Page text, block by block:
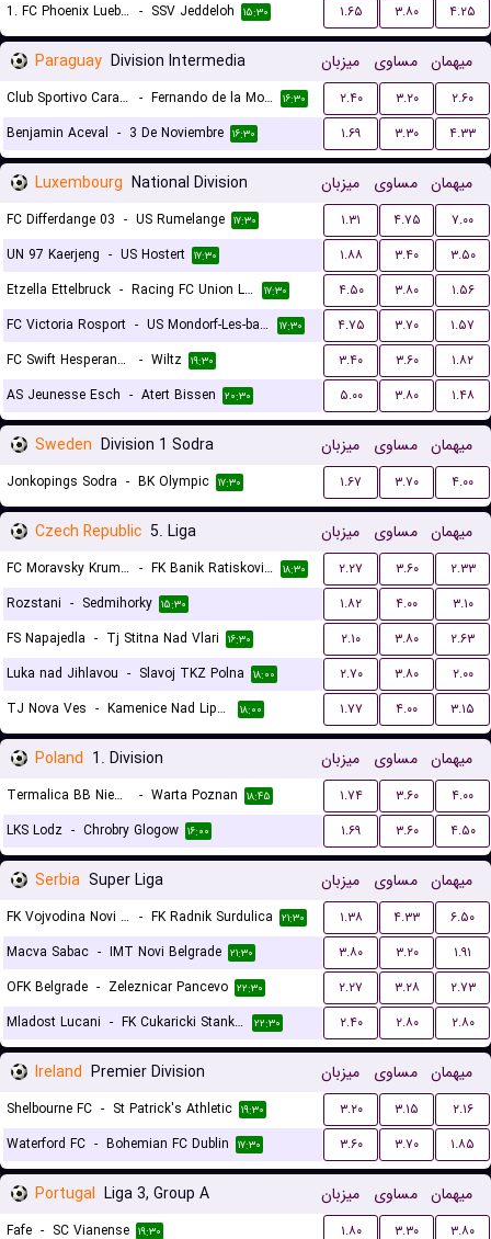
1. FC Phoenix Luebeck - SSV Jeddeloh ۱۵:۳۰ ۱.۶۵ ۳.۸۰ ۴.۲۵
Paraguay Division Intermedia میزبان مساوی میهمان
Club Sportivo Carapegua - Fernando de la Mora ۱۶:۳۰ ۲.۴۰ ۳.۲۰
۲.۶۰
Benjamin Aceval - 3 De Noviembre ۱۶:۳۰ ۱.۶۹ ۳.۳۰ ۴.۳۳
Luxembourg National Division میزبان مساوی میهمان
FC Differdange 03 - US Rumelange ۱۷:۳۰ ۱.۳۱ ۴.۷۵
۷.۰۰
UN 97 Kaerjeng - US Hostert ۱۷:۳۰ ۱.۸۸ ۳.۴۰
۳.۵۰
Etzella Ettelbruck - Racing FC Union Letzebuerg ۱۷:۳۰ ۴.۵۰ ۳.۸۰
۱.۵۶
FC Victoria Rosport - US Mondorf-Les-bains ۱۷:۳۰ ۴.۷۵ ۳.۷۰
۱.۵۷
FC Swift Hesperange
- Wiltz ۱۹:۳۰ ۳.۴۰ ۳.۶۰
۱.۸۲
AS Jeunesse Esch - Atert Bissen ۲۰:۳۰ ۵.۰۰ ۳.۸۰ ۱.۴۸
Sweden Division 1 Sodra میزبان مساوی میهمان
Jonkopings Sodra - BK Olympic ۱۷:۳۰ ۱.۶۷ ۳.۷۰ ۴.۰۰
Czech Republic 5. Liga میزبان مساوی میهمان
FC Moravsky Krumlov - FK Banik Ratiskovice ۱۸:۳۰ ۲.۲۷ ۳.۶۰
۲.۳۳
Rozstani - Sedmihorky ۱۵:۳۰ ۱.۸۲ ۴.۰۰
۳.۱۰
FS Napajedla - Tj Stitna Nad Vlari ۱۶:۳۰ ۲.۱۰ ۳.۸۰
۲.۶۳
Luka nad Jihlavou - Slavoj TKZ Polna ۱۸:۰۰ ۲.۷۰ ۳.۸۰
۲.۰۰
TJ Nova Ves - Kamenice Nad Lipou ۱۸:۰۰ ۱.۷۷ ۴.۰۰ ۳.۱۵
Poland 1. Division میزبان مساوی میهمان
Termalica BB Nieciecza - Warta Poznan ۱۸:۴۵ ۱.۷۴ ۳.۶۰
۴.۰۰
LKS Lodz - Chrobry Glogow ۱۶:۰۰ ۱.۶۹ ۳.۶۰ ۴.۵۰
Serbia Super Liga میزبان مساوی میهمان
FK Vojvodina Novi Sad - FK Radnik Surdulica ۲۱:۳۰ ۱.۳۸ ۴.۳۳
۶.۵۰
Macva Sabac - IMT Novi Belgrade ۲۱:۳۰ ۳.۸۰ ۳.۲۰
۱.۹۱
OFK Belgrade - Zeleznicar Pancevo ۲۲:۳۰ ۲.۲۷ ۳.۲۸
۲.۷۳
Mladost Lucani - FK Cukaricki Stankom ۲۲:۳۰ ۲.۴۰ ۲.۸۰ ۲.۸۰
Ireland Premier Division میزبان مساوی میهمان
Shelbourne FC - St Patrick's Athletic ۱۹:۳۰ ۳.۲۰ ۳.۱۵
۲.۱۶
Waterford FC - Bohemian FC Dublin ۱۷:۳۰ ۳.۶۰ ۳.۷۰ ۱.۸۵
Portugal Liga 3, Group A میزبان مساوی میهمان
Fafe - SC Vianense ۱۹:۳۰ ۱.۸۰ ۳.۳۰ ۳.۸۰